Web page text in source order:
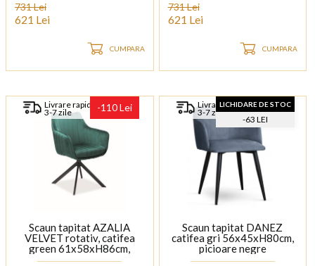
731 Lei
621 Lei
CUMPARA
731 Lei
621 Lei
CUMPARA
Livrare rapida
3-7 zile -110 Lei
Scaun tapitat AZALIA
VELVET rotativ, catifea
green 61x58xH86cm,
picioare negre
Livrare rapida
3-7 zile
LICHIDARE DE STOC
-63 LEI
Scaun tapitat DANEZ
catifea gri 56x45xH80cm,
picioare negre